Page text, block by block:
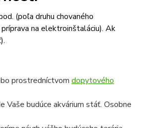
(poľa druhu chovaného
na elektroinštaláciu). Ak
prostredníctvom dopytového
Vaše budúce akvárium stáť. Osobne